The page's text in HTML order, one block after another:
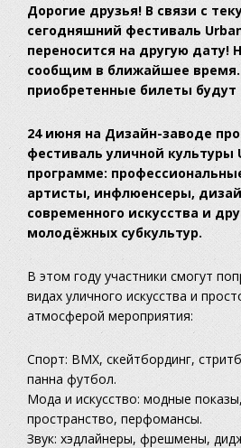
Дорогие друзья! В связи с
сегодняшний фестиваль
переносится на другую дату!
сообщим в ближайшее время.
приобретенные билеты
24 июня на Дизайн-заводе
фестиваль уличной культуры
программе:
артисты, инфлюенсеры,
современного искусства и
молодёжных субкультур.
В этом году участники смогут
видах уличного искусства и
атмосферой мероприятия:
Спорт: BMX, скейтбординг,
панна футбол.
Мода и искусство: модные
пространство, перфомансы.
Звук: хэдлайнеры, фрешмены,